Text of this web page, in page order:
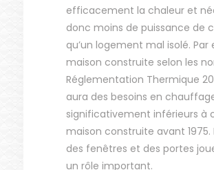
efficacement la chaleur et
donc moins de puissance de
qu’un logement mal isolé. Par
maison construite selon les
Réglementation Thermique
aura des besoins en
significativement inférieurs à
maison construite avant 1975.
des fenêtres et des portes
un rôle important.